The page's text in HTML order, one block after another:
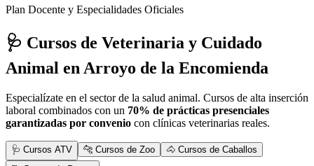
Plan Docente y Especialidades Oficiales
🩺 Cursos de Veterinaria y Cuidado
Animal en Arroyo de la Encomienda
Especialízate en el sector de la salud animal. Cursos de alta inserción
laboral combinados con un 70% de prácticas presenciales
garantizadas por convenio con clínicas veterinarias reales.
🩺 Cursos ATV 🐆 Cursos de Zoo
🐴 Cursos de Caballos